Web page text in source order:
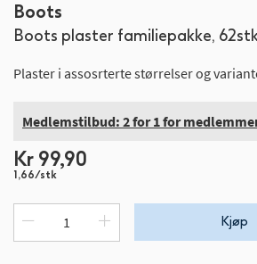
Boots
Boots plaster familiepakke,
Plaster i assosrterte størrelser og
Medlemstilbud: 2 for 1 for
Kr 99,90
1,66/stk
Kjøp
til
begynnelsen
bildegalleri